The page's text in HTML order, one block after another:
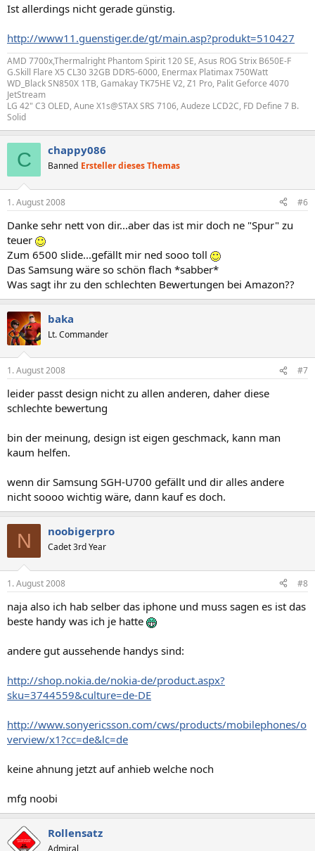
Ist allerdings nicht gerade günstig.
http://www11.guenstiger.de/gt/main.asp?produkt=510427
AMD 7700x,Thermalright Phantom Spirit 120 SE, Asus ROG Strix B650E-F
G.Skill Flare X5 CL30 32GB DDR5-6000, Enermax Platimax 750Watt
WD_Black SN850X 1TB, Gamakay TK75HE V2, Z1 Pro, Palit Geforce 4070
JetStream
LG 42" C3 OLED, Aune X1s@STAX SRS 7106, Audeze LCD2C, FD Define 7 B.
Solid
C chappy086
Banned Ersteller dieses Themas
1. August 2008 #6
Danke sehr nett von dir...aber das ist mir doch ne "Spur" zu
teuer
Zum 6500 slide...gefällt mir ned sooo toll
Das Samsung wäre so schön flach *sabber*
Was sagt ihr zu den schlechten Bewertungen bei Amazon??
baka
Lt. Commander
1. August 2008 #7
leider passt design nicht zu allen anderen, daher diese
schlechte bewertung
bin der meinung, design ist eigen geschmack, kann man
kaum helfen.
wenn dir Samsung SGH-U700 gefällt und dir alles andere
nicht soooo wichtig wäre, dann kauf es doch.
N noobigerpro
Cadet 3rd Year
1. August 2008 #8
naja also ich hab selber das iphone und muss sagen es ist das
beste handy was ich je hatte
andere gut aussehende handys sind:
http://shop.nokia.de/nokia-de/product.aspx?
sku=3744559&culture=de-DE
http://www.sonyericsson.com/cws/products/mobilephones/o
verview/x1?cc=de&lc=de
keine ahnung jetzt auf anhieb welche noch
mfg noobi
Rollensatz
Admiral